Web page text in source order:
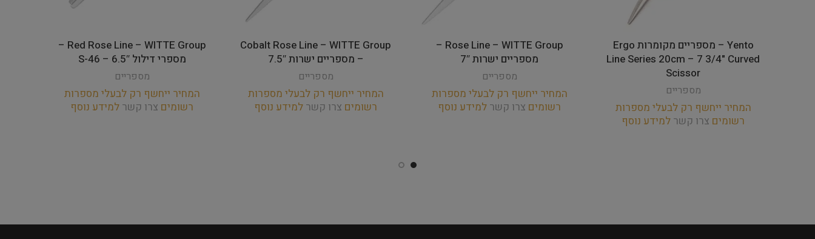
Yento – מספריים מקומרות Ergo
Line Series 20cm – 7 3/4" Curved
Scissor
מספריים
המחיר ייחשף רק לבעלי מספרות
רשומים צרו קשר למידע נוסף
Rose Line – WITTE Group –
מספריים ישרות 7″
מספריים
המחיר ייחשף רק לבעלי מספרות
רשומים צרו קשר למידע נוסף
Cobalt Rose Line – WITTE Group
– מספריים ישרות 7.5″
מספריים
המחיר ייחשף רק לבעלי מספרות
רשומים צרו קשר למידע נוסף
Red Rose Line – WITTE Group –
מספרי דילול 6.5″ – 46-S
מספריים
המחיר ייחשף רק לבעלי מספרות
רשומים צרו קשר למידע נוסף